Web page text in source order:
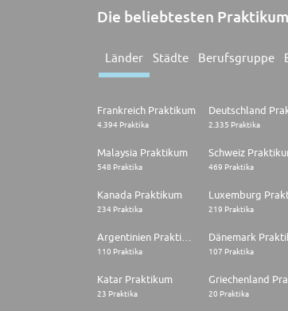
Die beliebtesten
Länder Städte Berufsgruppe
Frankreich Praktikum
4.394 Praktika 2.335 Praktika
Malaysia Praktikum
548 Praktika
Schweiz
469 Praktika
Kanada Praktikum
234 Praktika 219 Praktika
110 Praktika
Dänemark
107 Praktika
Katar Praktikum
23 Praktika 20 Praktika